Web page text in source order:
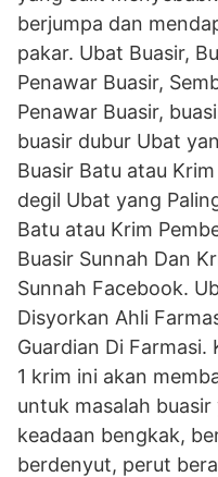
berjumpa dan
pakar. Ubat Buasir,
Penawar Buasir,
Penawar Buasir,
buasir dubur Ubat
Buasir Batu atau
degil Ubat yang
Batu atau Krim
Buasir Sunnah Dan
Sunnah Facebook.
Disyorkan Ahli
Guardian Di
1 krim ini akan
untuk masalah
keadaan bengkak,
berdenyut, perut